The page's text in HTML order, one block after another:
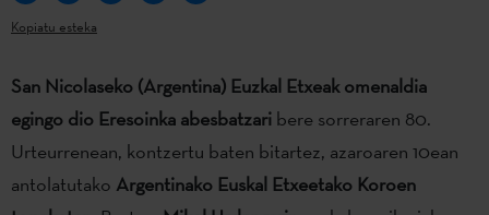
Kopiatu esteka
San Nicolaseko (Argentina) Euzkal Etxeak omenaldia
egingo dio Eresoinka abesbatzari bere sorreraren 80.
Urteurrenean, kontzertu baten bitartez, azaroaren 10ean
antolatutako Argentinako Euskal Etxeetako Koroen